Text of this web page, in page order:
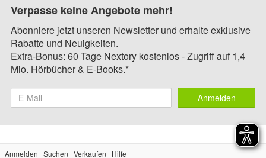
Verpasse keine Angebote mehr!
Abonniere jetzt unseren Newsletter und erhalte exklusive
Rabatte und Neuigkeiten.
Extra-Bonus: 60 Tage Nextory kostenlos - Zugriff auf 1,4
Mio. Hörbücher & E-Books.*
Anmelden
Anmelden Suchen Verkaufen Hilfe